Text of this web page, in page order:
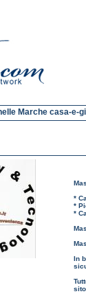
Marche casa-e-
*
*
*
In